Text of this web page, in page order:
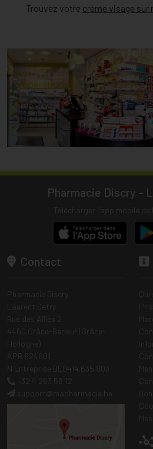
Trouvez votre crème visage sur
Pharmacie Discry -
Contact